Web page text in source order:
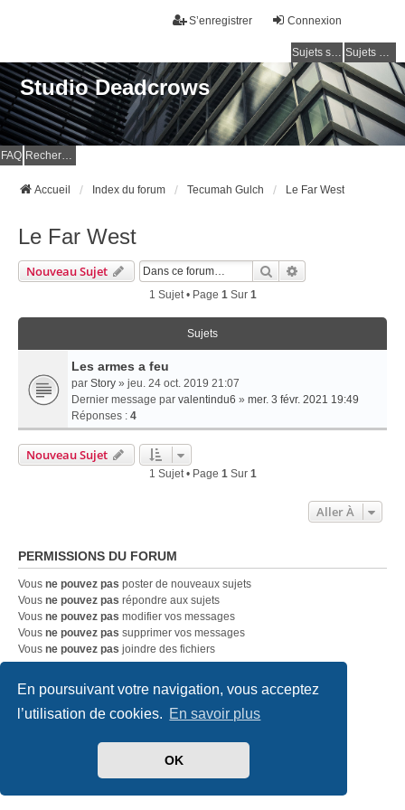
En poursuivant votre navigation, vous acceptez
l’utilisation de cookies. En savoir plus
OK
Connexion
S’enregistrer
Sujets sans réponse Sujets actifs
Studio Deadcrows
FAQ Rechercher
Accueil Index du forum Tecumah Gulch Le Far West
Le Far West
Nouveau Sujet Rechercher
1 Sujet • Page 1Sur 1
Sujets
Les armes a feu
par Story » jeu. 24 oct. 2019 21:07
Dernier message par valentindu6 » mer. 3 févr. 2021 19:49
Réponses : 4
Nouveau Sujet
1 Sujet • Page 1Sur 1
Aller À
PERMISSIONS DU FORUM
Vous ne pouvez pas poster de nouveaux sujets
Vous ne pouvez pas répondre aux sujets
Vous ne pouvez pas modifier vos messages
Vous ne pouvez pas supprimer vos messages
Vous ne pouvez pas joindre des fichiers
Accueil Index du forum Nous contacter